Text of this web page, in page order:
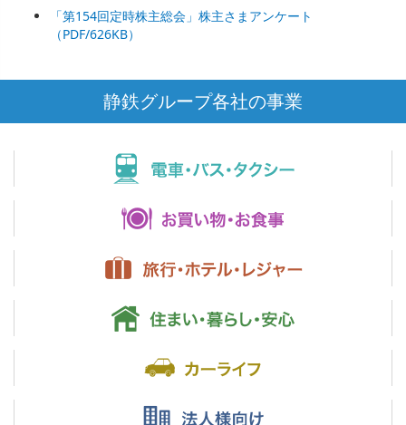
「第154回定時株主総会」株主さまアンケート
（PDF/626KB）
静鉄グループ各社の事業